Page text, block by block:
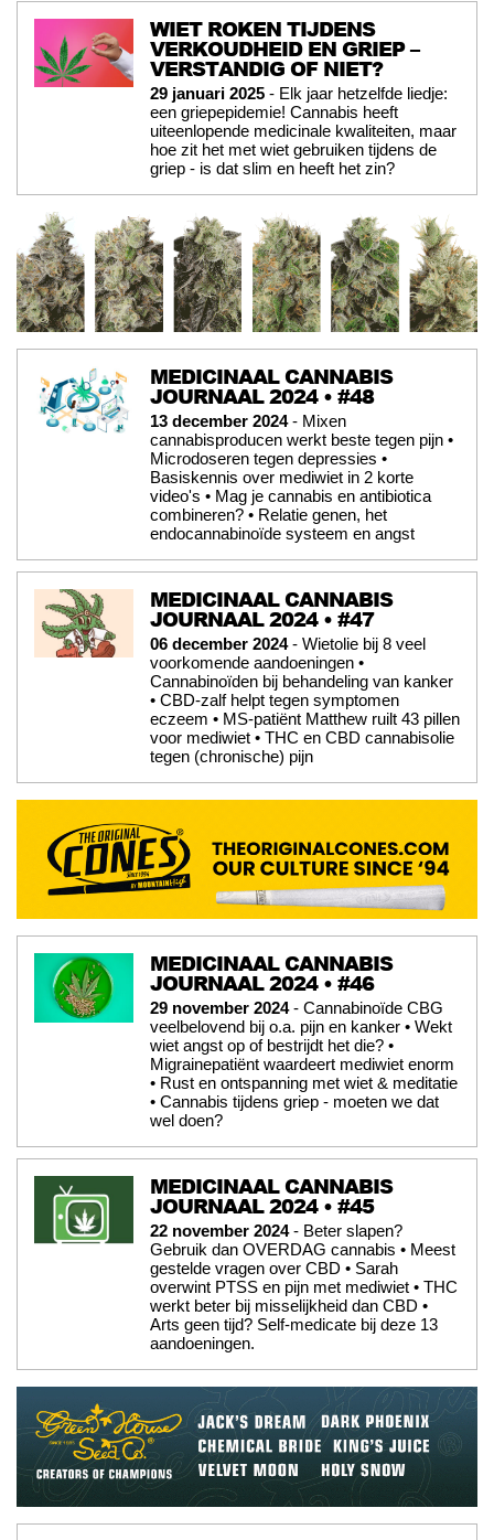
WIET ROKEN TIJDENS
VERKOUDHEID EN GRIEP –
VERSTANDIG OF NIET?
29 januari 2025 - Elk jaar hetzelfde liedje:
een griepepidemie! Cannabis heeft
uiteenlopende medicinale kwaliteiten, maar
hoe zit het met wiet gebruiken tijdens de
griep - is dat slim en heeft het zin?
MEDICINAAL CANNABIS
JOURNAAL 2024 • #48
13 december 2024- Mixen
cannabisproducen werkt beste tegen pijn •
Microdoseren tegen depressies •
Basiskennis over mediwiet in 2 korte
video's • Mag je cannabis en antibiotica
combineren? • Relatie genen, het
endocannabinoïde systeem en angst
MEDICINAAL CANNABIS
JOURNAAL 2024 • #47
06 december 2024- Wietolie bij 8 veel
voorkomende aandoeningen •
Cannabinoïden bij behandeling van kanker
• CBD-zalf helpt tegen symptomen
eczeem • MS-patiënt Matthew ruilt 43 pillen
voor mediwiet • THC en CBD cannabisolie
tegen (chronische) pijn
MEDICINAAL CANNABIS
JOURNAAL 2024 • #46
29 november 2024- Cannabinoïde CBG
veelbelovend bij o.a. pijn en kanker • Wekt
wiet angst op of bestrijdt het die? •
Migrainepatiënt waardeert mediwiet enorm
• Rust en ontspanning met wiet & meditatie
• Cannabis tijdens griep - moeten we dat
wel doen?
MEDICINAAL CANNABIS
JOURNAAL 2024 • #45
22 november 2024- Beter slapen?
Gebruik dan OVERDAG cannabis • Meest
gestelde vragen over CBD • Sarah
overwint PTSS en pijn met mediwiet • THC
werkt beter bij misselijkheid dan CBD •
Arts geen tijd? Self-medicate bij deze 13
aandoeningen.